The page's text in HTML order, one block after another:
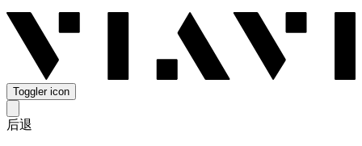
Toggler icon
后退